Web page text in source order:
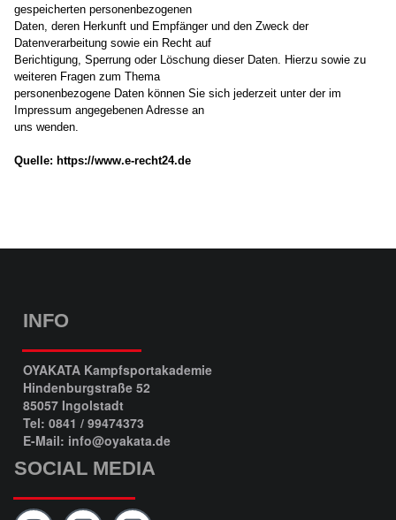
gespeicherten personenbezogenen
Daten, deren Herkunft und Empfänger und den Zweck der
Datenverarbeitung sowie ein Recht auf
Berichtigung, Sperrung oder Löschung dieser Daten. Hierzu sowie zu
weiteren Fragen zum Thema
personenbezogene Daten können Sie sich jederzeit unter der im
Impressum angegebenen Adresse an
uns wenden.
Quelle: https://www.e-recht24.de
INFO
OYAKATA Kampfsportakademie
Hindenburgstraße 52
85057 Ingolstadt
Tel: 0841 / 99474373
E-Mail: info@oyakata.de
SOCIAL MEDIA